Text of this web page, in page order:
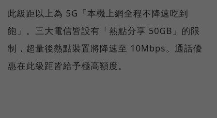
此級距以上為 5G「本機上網全程不降速吃到
飽」。三大電信皆設有「熱點分享 50GB」的限
制，超量後熱點裝置將降速至 10Mbps。通話優
惠在此級距皆給予極高額度。